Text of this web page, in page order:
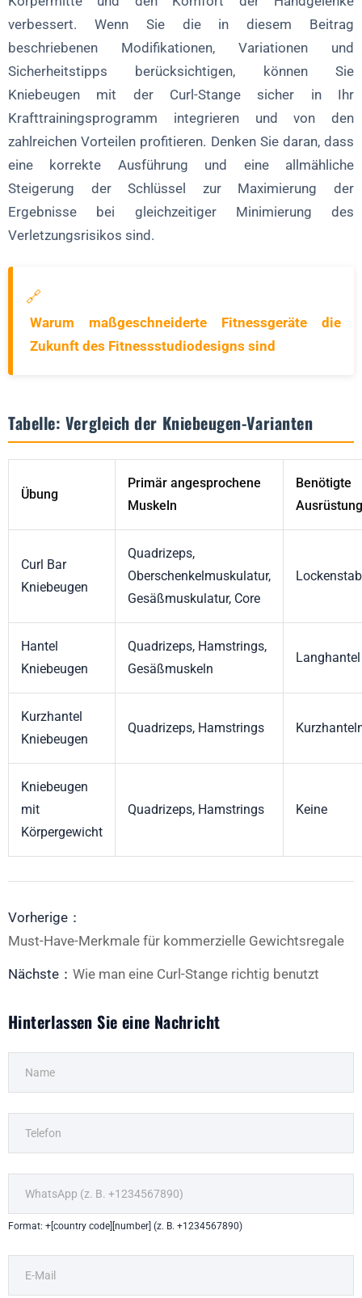
verbessert. Wenn Sie die in diesem Beitrag
beschriebenen Modifikationen, Variationen und
Sicherheitstipps berücksichtigen, können Sie
Kniebeugen mit der Curl-Stange sicher in Ihr
Krafttrainingsprogramm integrieren und von den
zahlreichen Vorteilen profitieren. Denken Sie daran, dass
eine korrekte Ausführung und eine allmähliche
Steigerung der Schlüssel zur Maximierung der
Ergebnisse bei gleichzeitiger Minimierung des
Verletzungsrisikos sind.
🔗
Warum maßgeschneiderte Fitnessgeräte die
Zukunft des Fitnessstudiodesigns sind
Tabelle: Vergleich der Kniebeugen-Varianten
Übung
Primär angesprochene
Muskeln
Benötigte
Ausrüstung
Curl Bar
Kniebeugen
Quadrizeps,
Oberschenkelmuskulatur,
Gesäßmuskulatur, Core
Lockenstab
Hantel
Kniebeugen
Quadrizeps, Hamstrings,
Gesäßmuskeln
Langhantel
Kurzhantel
Kniebeugen
Quadrizeps, Hamstrings
Kniebeugen
mit
Körpergewicht
Quadrizeps, Hamstrings Keine
Vorherige：
Must-Have-Merkmale für kommerzielle Gewichtsregale
Nächste： Wie man eine Curl-Stange richtig benutzt
Hinterlassen Sie eine Nachricht
Format: +[country code][number] (z. B. +1234567890)